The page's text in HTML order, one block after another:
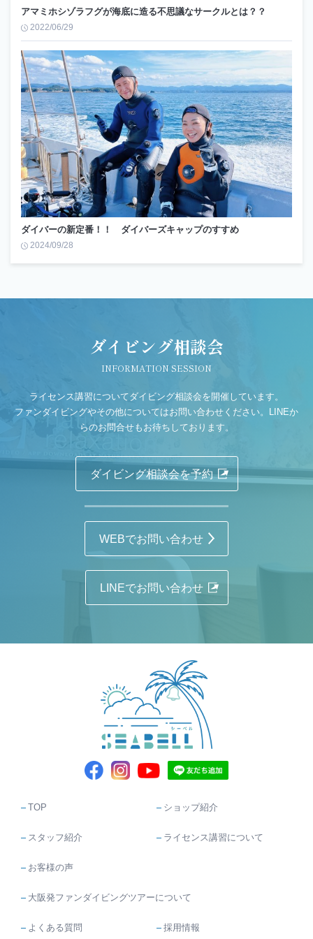
アマミホシゾラフグが海底に造る不思議なサークルとは？？
2022/06/29
ダイバーの新定番！！ ダイバーズキャップのすすめ
2024/09/28
ダイビング相談会
INFORMATION SESSION
ライセンス講習についてダイビング相談会を開催しています。
ファンダイビングやその他についてはお問い合わせください。LINEか
らのお問合せもお待ちしております。
ダイビング相談会を予約
WEBでお問い合わせ
LINEでお問い合わせ
TOP ショップ紹介
スタッフ紹介 ライセンス講習について
お客様の声
大阪発ファンダイビングツアーについて
よくある質問 採用情報